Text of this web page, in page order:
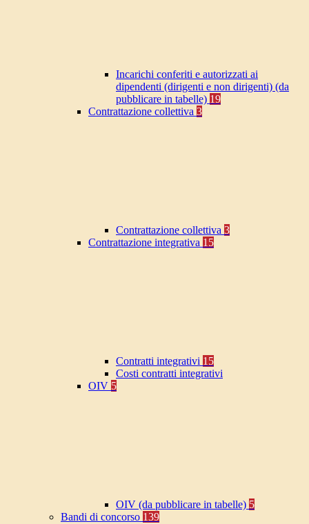
Incarichi conferiti e autorizzati ai
dipendenti (dirigenti e non dirigenti) (da
pubblicare in tabelle) 19
Contrattazione collettiva 3
Contrattazione collettiva 3
Contrattazione integrativa 15
Contratti integrativi 15
Costi contratti integrativi
OIV 5
OIV (da pubblicare in tabelle) 5
Bandi di concorso 139